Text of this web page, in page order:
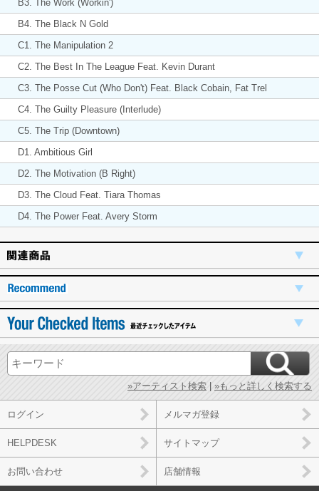
B3. The Work (Workin')
B4. The Black N Gold
C1. The Manipulation 2
C2. The Best In The League Feat. Kevin Durant
C3. The Posse Cut (Who Don't) Feat. Black Cobain, Fat Trel
C4. The Guilty Pleasure (Interlude)
C5. The Trip (Downtown)
D1. Ambitious Girl
D2. The Motivation (B Right)
D3. The Cloud Feat. Tiara Thomas
D4. The Power Feat. Avery Storm
»アーティスト検索 »もっと詳しく検索する
ログイン メルマガ登録
HELPDESK サイトマップ
お問い合わせ 店舗情報